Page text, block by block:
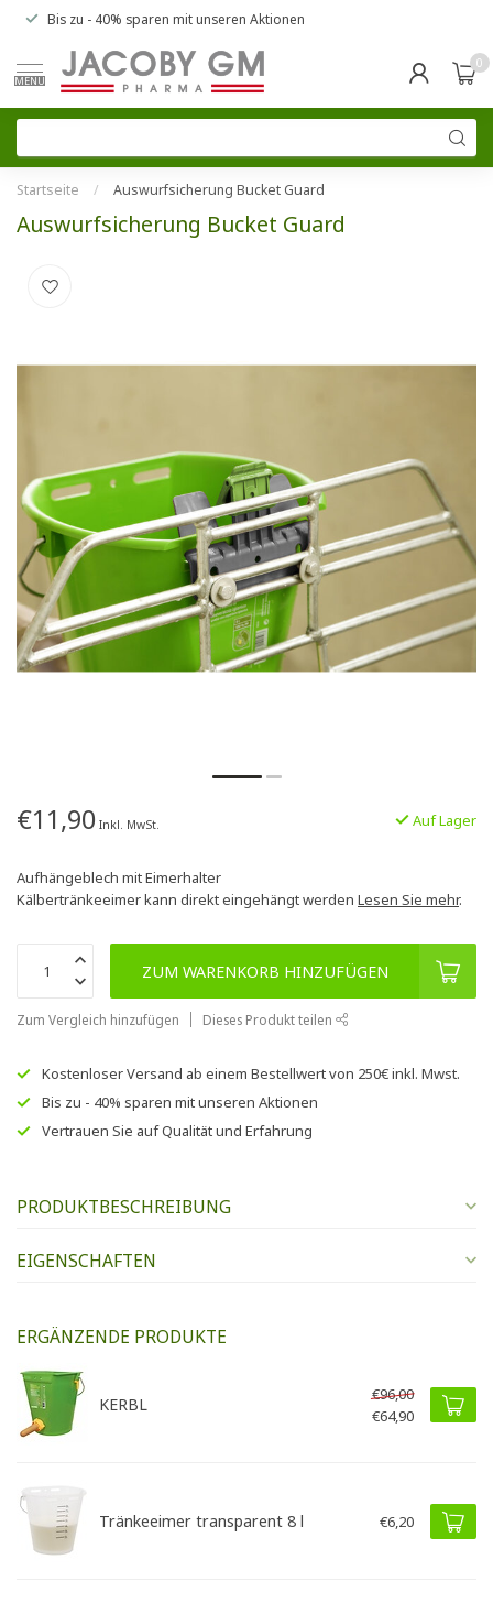
Bis zu - 40% sparen mit unseren Aktionen
MENU
0
Startseite / Auswurfsicherung Bucket Guard
Auswurfsicherung Bucket Guard
€11,90 Inkl. MwSt. Auf Lager
Aufhängeblech mit Eimerhalter
Kälbertränkeeimer kann direkt eingehängt werden Lesen Sie mehr.
ZUM WARENKORB HINZUFÜGEN
Zum Vergleich hinzufügen Dieses Produkt teilen
Kostenloser Versand ab einem Bestellwert von 250€inkl. Mwst.
Bis zu - 40% sparen mit unseren Aktionen
Vertrauen Sie aufQualität und Erfahrung
PRODUKTBESCHREIBUNG
EIGENSCHAFTEN
ERGÄNZENDE PRODUKTE
KERBL
€96,00
€64,90
Tränkeeimer transparent 8 l €6,20